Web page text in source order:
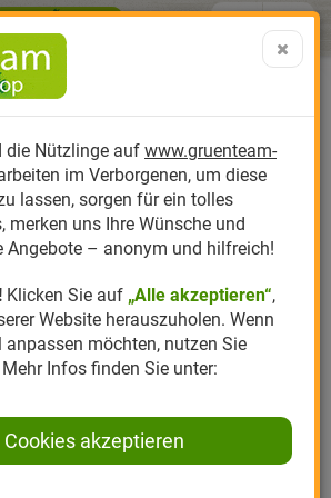
Anzucht
Dünger
Erde
Kompost
Pflanzenstärkung
Nützlinge gegen
Nützlingsarten
Nützlingsförderung
Nützlingszubehör
Biplantol
Felco
Gloria
Greenfield
Romberg
Gemüsegarten
Rasen
Rosen
Ziergarten
Kräutergarten
Aktuelle Themen
Schädlinge aktuell
Sparsets / Set-
Angebote
0 ARTIKEL IM WARENKORB
Ergebnisse (16 ) Fertig
Hersteller Filter
für
Search
e-nema
NEMA SHOP
Weise schützen mit den
auf biologische Art und
Sie sich selbst und testen Sie die
die Nützlinge auf www.gruenteam-
im Verborgenen, um diese
lassen, sorgen für ein tolles
merken uns Ihre Wünsche und
Angebote – anonym und hilfreich!
Klicken Sie auf „Alle akzeptieren“,
Website herauszuholen. Wenn
anpassen möchten, nutzen Sie
Mehr Infos finden Sie unter:
Cookies akzeptieren